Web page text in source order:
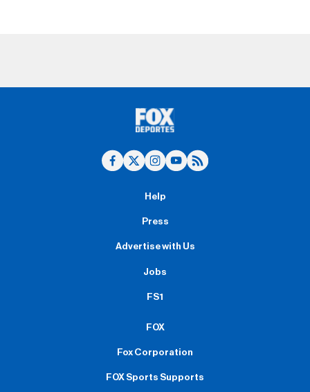
Help
Press
Advertise with Us
Jobs
FS1
FOX
Fox Corporation
FOX Sports Supports